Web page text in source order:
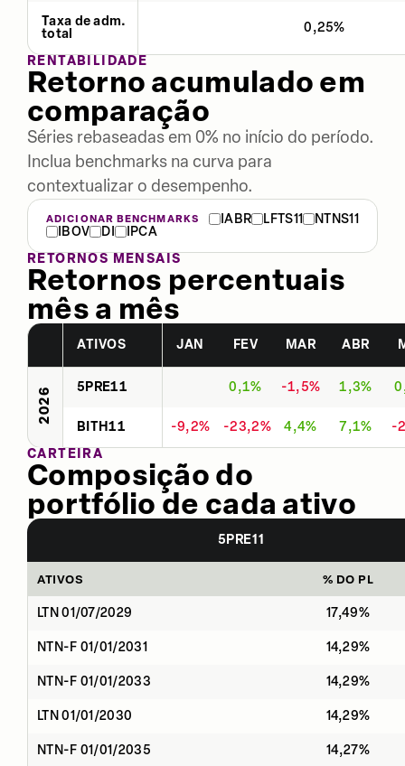
Taxa de adm.
total
0,25%
RENTABILIDADE
Retorno acumulado em
comparação
Séries rebaseadas em 0% no início do período.
Inclua benchmarks na curva para
contextualizar o desempenho.
ADICIONAR BENCHMARKS IABR LFTS11
NTNS11
IBOV
DI
IPCA
RETORNOS MENSAIS
Retornos percentuais
mês a mês
ATIVOS JAN FEV MAR ABR
2026 5PRE11 0,1% -1,5% 1,3%
BITH11 -9,2% -23,2% 4,4% 7,1%
-
CARTEIRA
Composição do
portfólio de cada ativo
5PRE11
ATIVOS % DO PL
LTN 01/07/2029 17,49%
NTN-F 01/01/2031 14,29%
NTN-F 01/01/2033 14,29%
LTN 01/01/2030 14,29%
NTN-F 01/01/2035 14,27%